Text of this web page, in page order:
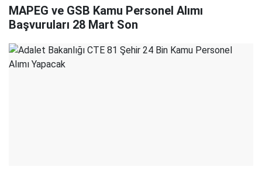
MAPEG ve GSB Kamu Personel Alımı
Başvuruları 28 Mart Son